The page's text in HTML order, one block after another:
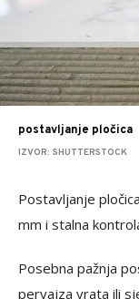
postavljanje pločica
IZVOR: SHUTTERSTOCK
Postavljanje
mm i stalna
Posebna pažnja
pervajza vrata ili